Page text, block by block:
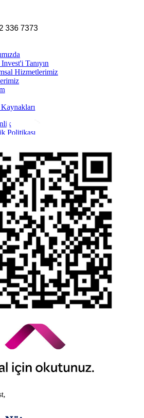
336 7373
Tanıyın
Hizmetlerimiz
Politikası
Duyurular
Toplumu Hizmetleri
Verilerin Korunması
Zamanaşımına Uğrayacak Emanet ve
Aydınlatma Esaslarına İlişkin Duyuru
Whatsapp